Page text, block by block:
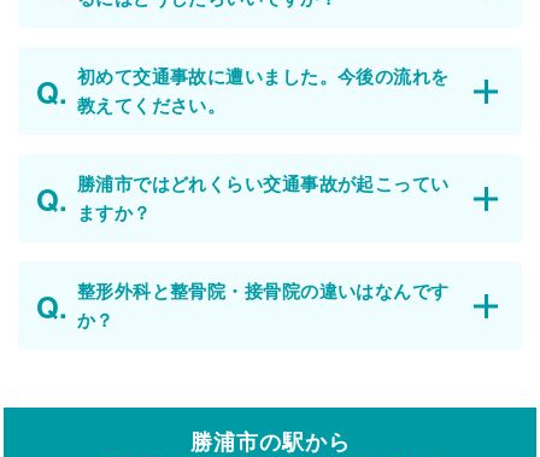
初めて交通事故に遭いました。今後の流れを
教えてください。
勝浦市ではどれくらい交通事故が起こってい
ますか？
整形外科と整骨院・接骨院の違いはなんです
か？
勝浦市の駅から